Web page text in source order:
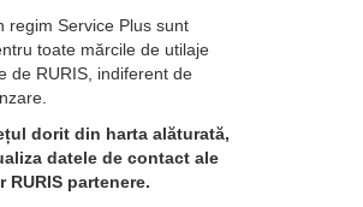
regim Service Plus sunt
toate mărcile de utilaje
de RURIS, indiferent de
dorit din harta alăturată,
datele de contact ale
RURIS partenere.